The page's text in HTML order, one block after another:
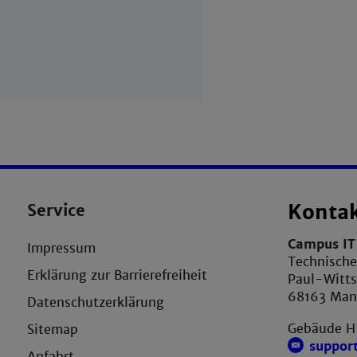
Service
Impressum
Erklärung zur Barrierefreiheit
Datenschutzerklärung
Sitemap
Campus
Paul-
68163
Gebäude